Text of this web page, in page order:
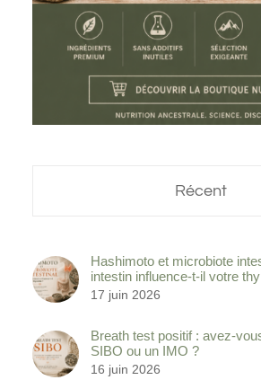
Récent
Hashimoto et microbiote
intestin influence-t-il votre
17 juin 2026
Breath test positif : avez-
SIBO ou un IMO ?
16 juin 2026